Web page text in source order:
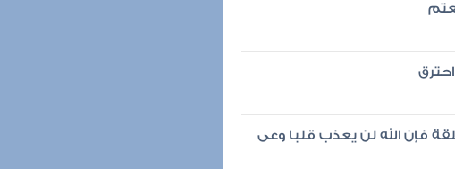
فإن الله لن يعذب قلبا وعى